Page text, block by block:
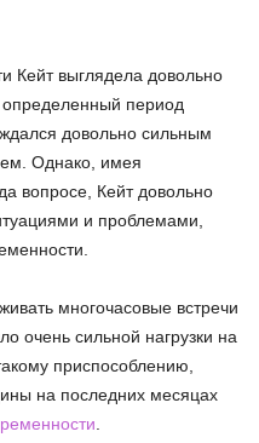
Кейт выглядела довольно
определенный период
довольно сильным
Однако, имея
вопросе, Кейт довольно
и проблемами,
многочасовые встречи
очень сильной нагрузки на
приспособлению,
на последних месяцах